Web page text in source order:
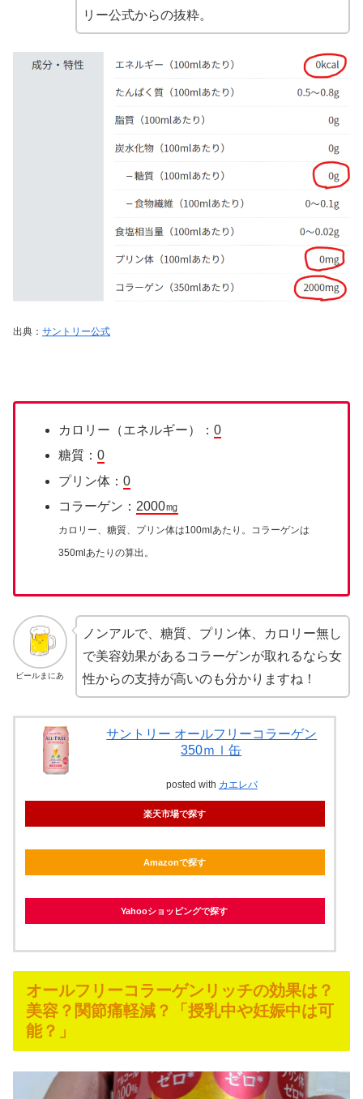
リー公式からの抜粋。
出典： サントリー公式
カロリー（エネルギー）：0
糖質：0
プリン体：0
コラーゲン： 2000㎎
カロリー、糖質、プリン体は100mlあたり。コラーゲンは
350mlあたりの算出。
ビールまにあ
ノンアルで、糖質、プリン体、カロリー無し
で美容効果があるコラーゲンが取れるなら女
性からの支持が高いのも分かりますね！
サントリー オールフリーコラーゲン
350ｍｌ缶
posted with カエレバ
楽天市場で探す
Amazonで探す
Yahooショッピングで探す
オールフリーコラーゲンリッチの効果は？
美容？関節痛軽減？「授乳中や妊娠中は可
能？」